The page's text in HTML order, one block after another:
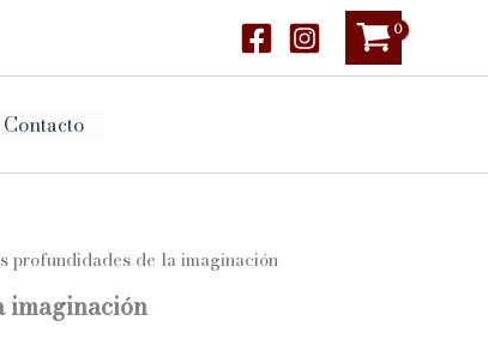
Contacto
profundidades de la imaginación
imaginación